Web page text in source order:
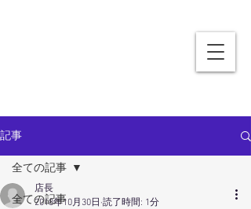
記事
全ての記事
全ての記事
店長
2018年10月30日 読了時間: 1分